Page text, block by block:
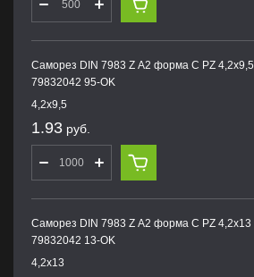
Саморез DIN 7983 Z А2 форма С PZ 4,2х9,5
79832042 95-OK
4,2х9,5
1.93 руб.
Саморез DIN 7983 Z А2 форма С PZ 4,2х13
79832042 13-OK
4,2х13